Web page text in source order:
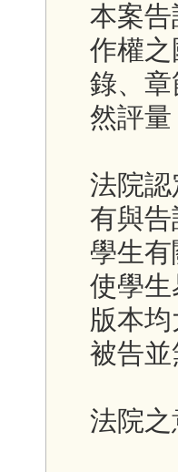
本案
作權
錄、
然評
法院
有與
學生
使學
版本
被告
法院之